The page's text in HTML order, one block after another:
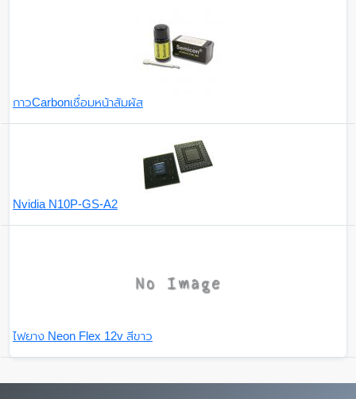
กาวCarbonเชื่อมหน้าสัมผัส
Nvidia N10P-GS-A2
ไฟยาง Neon Flex 12v สีขาว